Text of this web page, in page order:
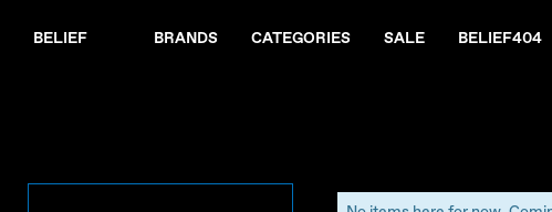
BELIEF BRANDS CATEGORIES SALE BELIEF404